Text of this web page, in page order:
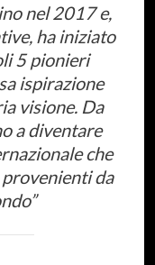
nel 2017 e,
ha iniziato
5 pionieri
ispirazione
visione. Da
a diventare
che
da